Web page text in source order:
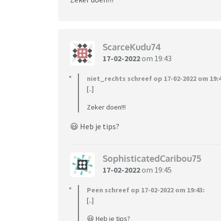
ScarceKudu74
17-02-2022om 19:43
niet_rechts schreef op 17-02-2022 om
[..]
Zeker doen!!!
😃 Heb je tips?
SophisticatedCaribou75
17-02-2022om 19:45
Peen schreef op 17-02-2022 om 19:43:
[..]
😃 Heb je tips?